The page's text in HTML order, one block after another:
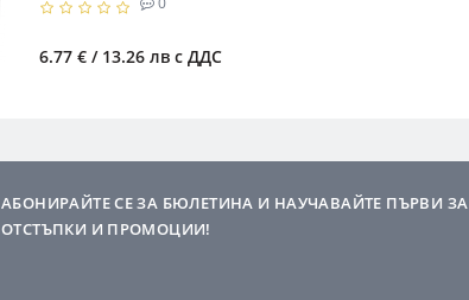
6.77 € / 13.26 лв с ДДС
АБОНИРАЙТЕ СЕ ЗА БЮЛЕТИНА И НАУЧАВАЙТЕ ПЪРВИ ЗА
ОТСТЪПКИ И ПРОМОЦИИ!